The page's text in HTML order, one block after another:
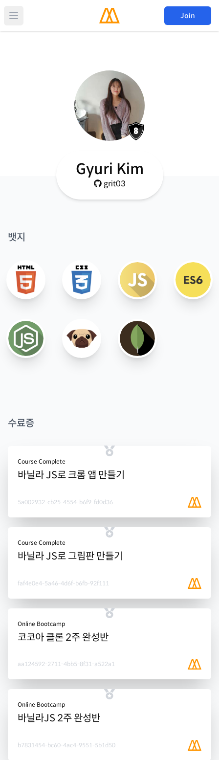
Join
Gyuri Kim
grit03
뱃지
수료증
Course Complete
바닐라 JS로 크롬 앱 만들기
5a002932-cb25-4554-b6f9-fd0d36
Course Complete
바닐라 JS로 그림판 만들기
faf4e0e4-5a46-4d6f-b6fb-92f111
Online Bootcamp
코코아 클론 2주 완성반
aa124592-2711-4bb5-8f31-a522a1
Online Bootcamp
바닐라JS 2주 완성반
b7831454-bc60-4ac4-9551-5b1d50